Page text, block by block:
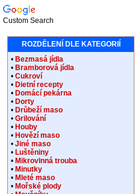
Custom Search
ROZDĚLENÍ DLE KATEGORIÍ
• Bezmasá jídla
• Bramborová jídla
• Cukroví
• Dietní recepty
• Domácí pekárna
• Dorty
• Drůbeží maso
• Grilování
• Houby
• Hovězí maso
• Jiné maso
• Luštěniny
• Mikrovlnná trouba
• Minutky
• Mleté maso
• Mořské plody